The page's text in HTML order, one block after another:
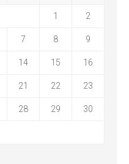
1 2
7 8 9
14 15 16
21 22 23
28 29 30